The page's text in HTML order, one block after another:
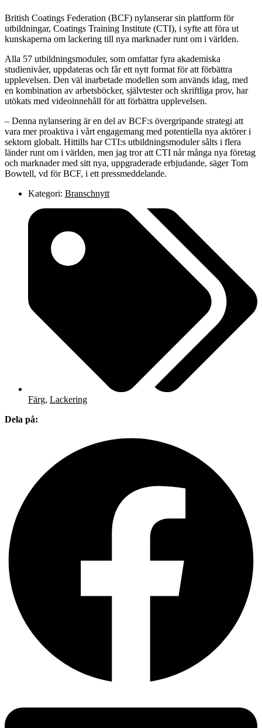
British Coatings Federation (BCF) nylanserar sin plattform för
utbildningar, Coatings Training Institute (CTI), i syfte att föra ut
kunskaperna om lackering till nya marknader runt om i världen.
Alla 57 utbildningsmoduler, som omfattar fyra akademiska
studienivåer, uppdateras och får ett nytt format för att förbättra
upplevelsen. Den väl inarbetade modellen som används idag, med
en kombination av arbetsböcker, självtester och skriftliga prov, har
utökats med videoinnehåll för att förbättra upplevelsen.
– Denna nylansering är en del av BCF:s övergripande strategi att
vara mer proaktiva i vårt engagemang med potentiella nya aktörer i
sektorn globalt. Hittills har CTI:s utbildningsmoduler sålts i flera
länder runt om i världen, men jag tror att CTI når många nya företag
och marknader med sitt nya, uppgraderade erbjudande, säger Tom
Bowtell, vd för BCF, i ett pressmeddelande.
Kategori: Branschnytt
Färg, Lackering
Dela på: